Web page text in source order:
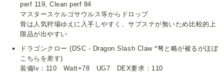
perf 119, Clean perf 84
マスタースケルゴサウルス等からドロップ
骨は人気狩場ゆえに入手しやすく、サブステが無いため比較的上
限品が出やすい
ドラゴンクロー (DSC - Dragon Slash Claw *弩と略が被るがほぼ
こちらを差す)
装備lv：110 Watt+78 UG7 DEX要求：110